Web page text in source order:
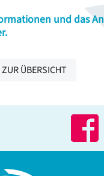
und das
ÜBERSICHT